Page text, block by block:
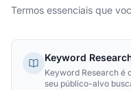
Termos essenciais que
Keyword
Keyword Research é
seu público-alvo